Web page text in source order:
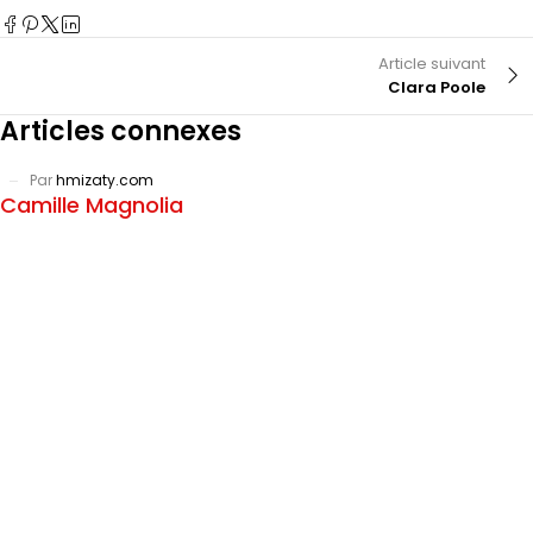
Article suivant
Clara Poole
Articles connexes
Parhmizaty.com
Camille Magnolia